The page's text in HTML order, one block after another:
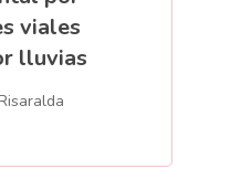
viales
lluvias